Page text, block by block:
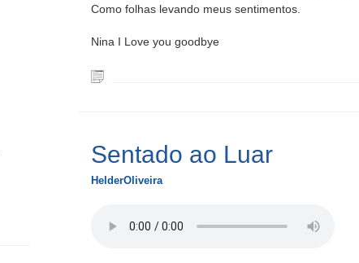
Como folhas levando meus sentimentos.
Nina I Love you goodbye
Sentado ao Luar
HelderOliveira